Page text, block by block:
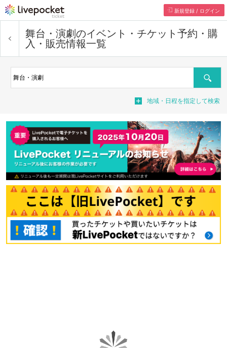
新規登録 / ログイン
舞台・演劇のイベント・チケット予約・購
入・販売情報一覧
検索
地域・日程を指定して検索